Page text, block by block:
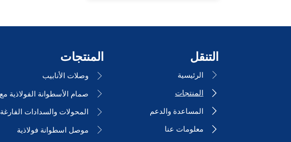
التنقل
 الرئيسية
 المنتجات
 المساعدة والدعم
 معلومات عنا
المنتجات
 وصلات الأنابيب

 المحولات والسدادات الفارغة
 موصل اسطوانة فولاذية